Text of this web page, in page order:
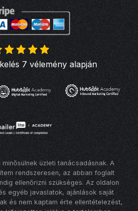
7 vélemény alapján
üzleti tanácsadásnak. A
rendszeresen, az abban foglalt
ellenőrizni szükséges. Az oldalon
egyéb javaslatok, ajánlások saját
és nem kaptam érte ellentételezést,